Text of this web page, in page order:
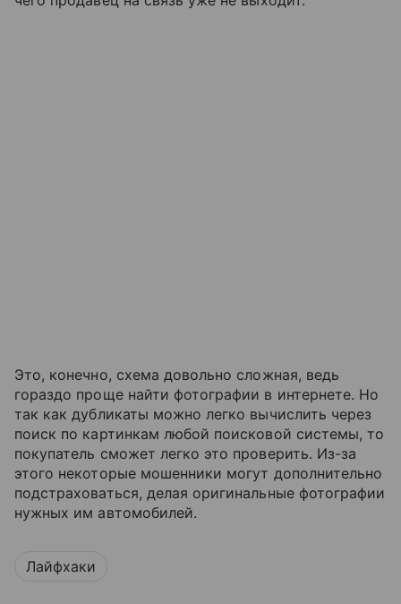
Это, конечно, схема довольно сложная, ведь
гораздо проще найти фотографии в интернете. Но
так как дубликаты можно легко вычислить через
поиск по картинкам любой поисковой системы, то
покупатель сможет легко это проверить. Из-за
этого некоторые мошенники могут дополнительно
подстраховаться, делая оригинальные фотографии
нужных им автомобилей.
Лайфхаки